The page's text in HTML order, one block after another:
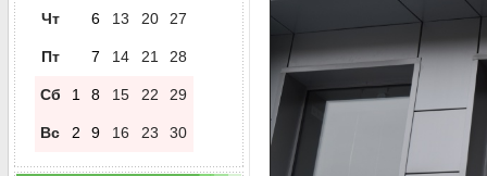
Чт 6 13 20 27
Пт 7 14 21 28
Сб 1 8 15 22 29
Вс 2 9 16 23 30